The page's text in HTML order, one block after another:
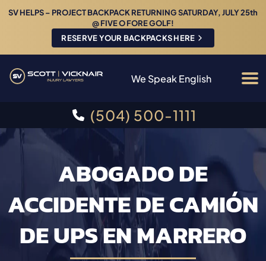
SV HELPS – PROJECT BACKPACK RETURNING SATURDAY, JULY 25th
@ FIVE O FORE GOLF!
RESERVE YOUR BACKPACKS HERE
We Speak English
(504) 500-1111
ABOGADO DE
ACCIDENTE DE CAMIÓN
DE UPS EN MARRERO